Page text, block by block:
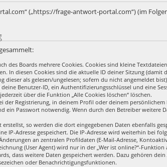
(„https://frage-antwort-portal.com“) (im
des Boards mehrere Cookies. Cookies sind kleine
In diesen Cookies sind die aktuelle ID deiner Sitzung
dieser als gelesen/ungelesen; sofern du nicht angemeldet
Benutzer-ID, ein Authentifizierungsschlüssel und eine
über die Funktion „Alle Cookies löschen“ löschen.
der Registrierung, in deinem Profil oder deinem
ein Passwort notwendig. Wenn durch den Betreiber
so werden die dort eingegebenen Daten ebenfalls
IP-Adresse gespeichert. Die IP-Adresse wird weiterhin bei
an zentralen Profildaten (E-Mail-Adresse,
(User Agent) wird nur in der „Wer ist online?“-
dass weitere Daten gespeichert werden. Dazu gehören
oder Benachrichtigungsfunktionen.